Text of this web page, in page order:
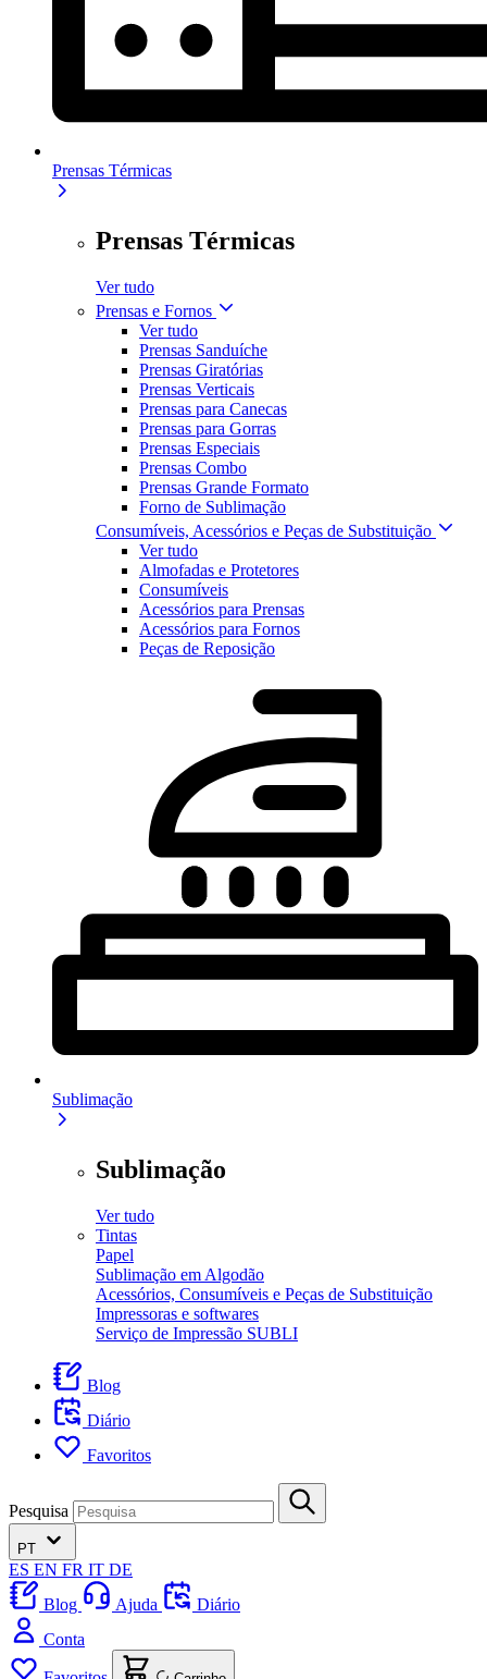
Prensas Térmicas
Prensas Térmicas
Ver tudo
Prensas e Fornos
Ver tudo
Prensas Sanduíche
Prensas Giratórias
Prensas Verticais
Prensas para Canecas
Prensas para Gorras
Prensas Especiais
Prensas Combo
Prensas Grande Formato
Forno de Sublimação
Consumíveis, Acessórios e Peças de Substituição
Ver tudo
Almofadas e Protetores
Consumíveis
Acessórios para Prensas
Acessórios para Fornos
Peças de Reposição
Sublimação
Sublimação
Ver tudo
Tintas
Papel
Sublimação em Algodão
Acessórios, Consumíveis e Peças de Substituição
Impressoras e softwares
Serviço de Impressão SUBLI
Blog
Diário
Favoritos
Pesquisa
PT
ES EN FR IT DE
Blog
Ajuda
Diário
Conta